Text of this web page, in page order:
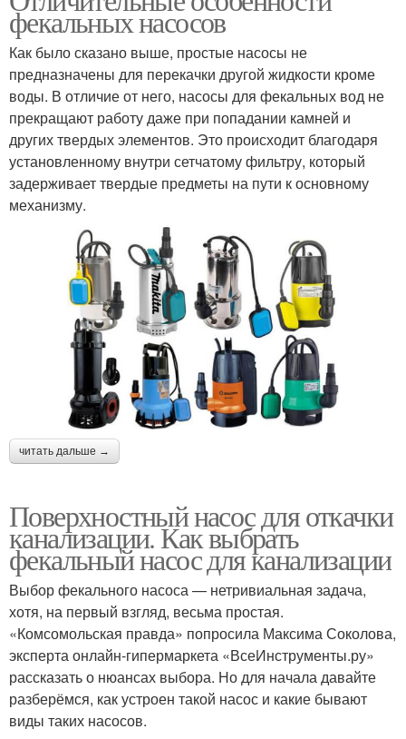
фекальных насосов
Как было сказано выше, простые насосы не
предназначены для перекачки другой жидкости кроме
воды. В отличие от него, насосы для фекальных вод не
прекращают работу даже при попадании камней и
других твердых элементов. Это происходит благодаря
установленному внутри сетчатому фильтру, который
задерживает твердые предметы на пути к основному
механизму.
читать дальше →
Поверхностный насос для откачки
канализации. Как выбрать
фекальный насос для канализации
Выбор фекального насоса — нетривиальная задача,
хотя, на первый взгляд, весьма простая.
«Комсомольская правда» попросила Максима Соколова,
эксперта онлайн-гипермаркета «ВсеИнструменты.ру»
рассказать о нюансах выбора. Но для начала давайте
разберёмся, как устроен такой насос и какие бывают
виды таких насосов.